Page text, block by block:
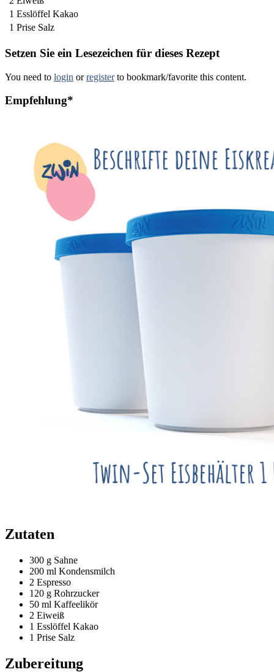
1 Esslöffel Kakao
1 Prise Salz
Setzen Sie ein Lesezeichen für dieses Rezept
You need to login orregisterto bookmark/favorite this content.
Empfehlung*
Zutaten
300 g Sahne
200 ml Kondensmilch
2 Espresso
120 g Rohrzucker
50 ml Kaffeelikör
2 Eiweiß
1 Esslöffel Kakao
1 Prise Salz
Zubereitung